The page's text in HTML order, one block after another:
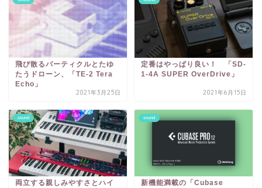
飛び散るパーティクルとたゆ
たうドローン、「TE-2 Tera
Echo」
2021年3月25日
定番はやっぱり良い！ 「SD-
1-4A SUPER OverDrive」
2021年6月15日
sound
両立する親しみやすさとハイ
sound
新機能満載の「Cubase